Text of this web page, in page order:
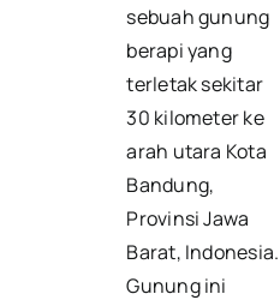
sebuah gunung
berapi yang
terletak sekitar
30 kilometer ke
arah utara Kota
Bandung,
Provinsi Jawa
Barat, Indonesia.
Gunung ini